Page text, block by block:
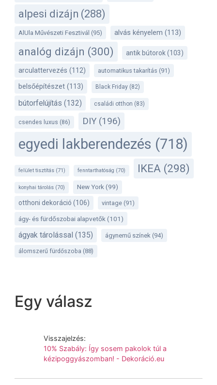
alpesi dizájn (288)
AlUla Művészeti Fesztivál (95) alvás kényelem (113)
analóg dizájn (300) antik bútorok (103)
arculattervezés (112) automatikus takarítás (91)
belsőépítészet (113) Black Friday (82)
bútorfelújítás (132) családi otthon (83)
csendes luxus (86) DIY (196)
egyedi lakberendezés (718)
felület tisztítás (71) fenntarthatóság (70) IKEA (298)
konyhai tárolás (70) New York (99)
otthoni dekoráció (106) vintage (91)
ágy- és fürdőszobai alapvetők (101)
ágyak tárolással (135) ágynemű színek (94)
álomszerű fürdőszoba (88)
Egy válasz
Visszajelzés:
10% Szabály: Így sosem pakolok túl a
kézipoggyászomban! - Dekoráció.eu